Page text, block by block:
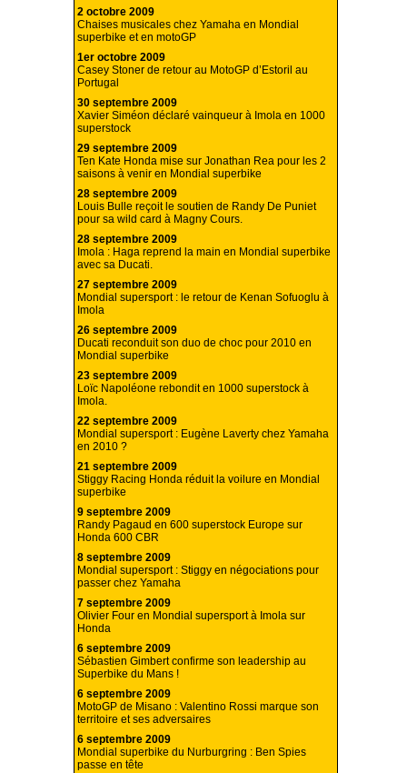
2 octobre 2009
Chaises musicales chez Yamaha en Mondial
superbike et en motoGP
1er octobre 2009
Casey Stoner de retour au MotoGP d’Estoril au
Portugal
30 septembre 2009
Xavier Siméon déclaré vainqueur à Imola en 1000
superstock
29 septembre 2009
Ten Kate Honda mise sur Jonathan Rea pour les 2
saisons à venir en Mondial superbike
28 septembre 2009
Louis Bulle reçoit le soutien de Randy De Puniet
pour sa wild card à Magny Cours.
28 septembre 2009
Imola : Haga reprend la main en Mondial superbike
avec sa Ducati.
27 septembre 2009
Mondial supersport : le retour de Kenan Sofuoglu à
Imola
26 septembre 2009
Ducati reconduit son duo de choc pour 2010 en
Mondial superbike
23 septembre 2009
Loïc Napoléone rebondit en 1000 superstock à
Imola.
22 septembre 2009
Mondial supersport : Eugène Laverty chez Yamaha
en 2010 ?
21 septembre 2009
Stiggy Racing Honda réduit la voilure en Mondial
superbike
9 septembre 2009
Randy Pagaud en 600 superstock Europe sur
Honda 600 CBR
8 septembre 2009
Mondial supersport : Stiggy en négociations pour
passer chez Yamaha
7 septembre 2009
Olivier Four en Mondial supersport à Imola sur
Honda
6 septembre 2009
Sébastien Gimbert confirme son leadership au
Superbike du Mans !
6 septembre 2009
MotoGP de Misano : Valentino Rossi marque son
territoire et ses adversaires
6 septembre 2009
Mondial superbike du Nurburgring : Ben Spies
passe en tête